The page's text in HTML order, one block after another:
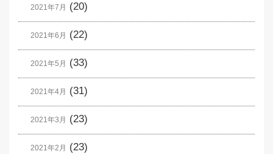
2021年7月 (20)
2021年6月 (22)
2021年5月 (33)
2021年4月 (31)
2021年3月 (23)
2021年2月 (23)